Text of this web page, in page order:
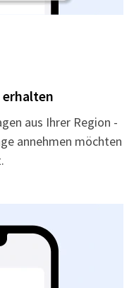
erhalten
aus Ihrer Region -
annehmen möchten